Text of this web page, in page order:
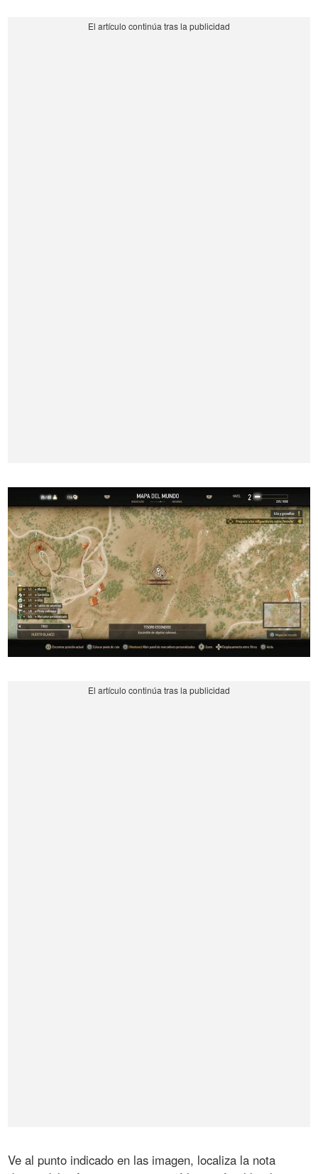
Ve al punto indicado en las imagen, localiza la nota